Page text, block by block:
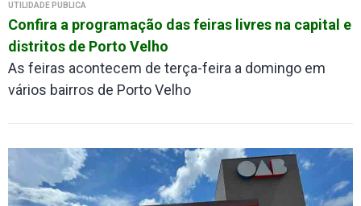
UTILIDADE PÚBLICA
Confira a programação das feiras livres na capital e
distritos de Porto Velho
As feiras acontecem de terça-feira a domingo em
vários bairros de Porto Velho